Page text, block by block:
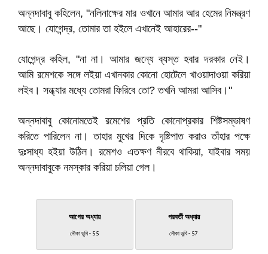
অন্নদাবাবু কহিলেন, "নলিনাক্ষের মার ওখানে আমার আর হেমের নিমন্ত্রণ
আছে। যোগেন্দ্র, তোমার তা হইলে এখানেই আহারের--"
যোগেন্দ্র কহিল, "না না। আমার জন্যে ব্যস্ত হবার দরকার নেই।
আমি রমেশকে সঙ্গে লইয়া এখানকার কোনো হোটেলে খাওয়াদাওয়া করিয়া
লইব। সন্ধ্যার মধ্যে তোমরা ফিরিবে তো? তখনি আমরা আসিব।"
অন্নদাবাবু কোনোমতেই রমেশের প্রতি কোনোপ্রকার শিষ্টসম্ভাষণ
করিতে পারিলেন না। তাহার মুখের দিকে দৃষ্টিপাত করাও তাঁহার পক্ষে
দুঃসাধ্য হইয়া উঠিল। রমেশও এতক্ষণ নীরবে থাকিয়া, যাইবার সময়
অন্নদাবাবুকে নমস্কার করিয়া চলিয়া গেল।
আগের অধ্যায়
নৌকা ডুবি - 55
পরবর্তী অধ্যায়
নৌকা ডুবি - 57